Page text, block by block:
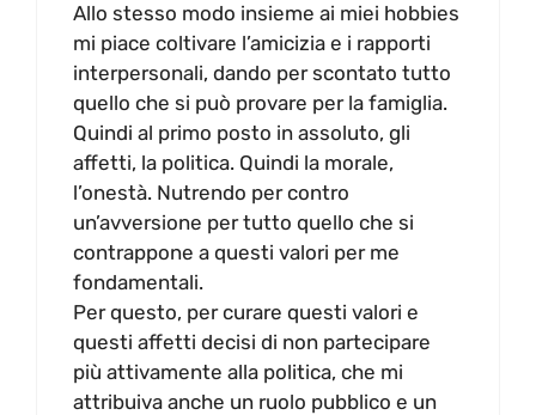
Allo stesso modo insieme ai miei hobbies
mi piace coltivare l’amicizia e i rapporti
interpersonali, dando per scontato tutto
quello che si può provare per la famiglia.
Quindi al primo posto in assoluto, gli
affetti, la politica. Quindi la morale,
l’onestà. Nutrendo per contro
un’avversione per tutto quello che si
contrappone a questi valori per me
fondamentali.
Per questo, per curare questi valori e
questi affetti decisi di non partecipare
più attivamente alla politica, che mi
attribuiva anche un ruolo pubblico e un